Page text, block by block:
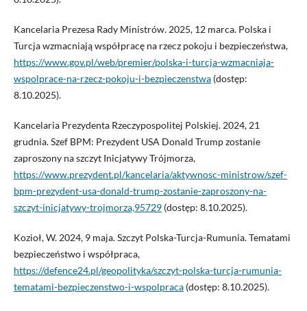
Kancelaria Prezesa Rady Ministrów. 2025, 12 marca. Polska i
Turcja wzmacniają współpracę na rzecz pokoju i bezpieczeństwa,
https://www.gov.pl/web/premier/polska-i-turcja-wzmacniaja-
wspolprace-na-rzecz-pokoju-i-bezpieczenstwa(dostęp:
8.10.2025).
Kancelaria Prezydenta Rzeczypospolitej Polskiej. 2024, 21
grudnia. Szef BPM: Prezydent USA Donald Trump zostanie
zaproszony na szczyt Inicjatywy Trójmorza,
https://www.prezydent.pl/kancelaria/aktywnosc-ministrow/szef-
bpm-prezydent-usa-donald-trump-zostanie-zaproszony-na-
szczyt-inicjatywy-trojmorza,95729(dostęp: 8.10.2025).
Kozioł, W. 2024, 9 maja. Szczyt Polska-Turcja-Rumunia. Tematami
bezpieczeństwo i współpraca,
https://defence24.pl/geopolityka/szczyt-polska-turcja-rumunia-
tematami-bezpieczenstwo-i-wspolpraca(dostęp: 8.10.2025).